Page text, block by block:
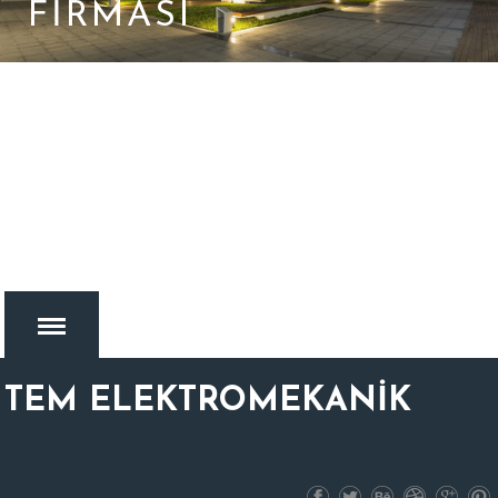
FIRMASI
TEM ELEKTROMEKANİK
MENU